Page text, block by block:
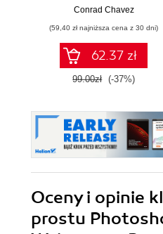
Conrad Chavez
(59,40 zł najniższa cena z 30 dni)
62.37 zł
99.00zł (-37%)
Oceny i opinie
prostu